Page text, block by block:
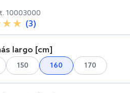
10003000
(3)
largo [cm]
150 160 170